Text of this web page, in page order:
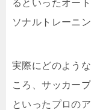
るといったオー
ソナルトレーニ
実際にどのよう
ころ、サッカー
といったプロの